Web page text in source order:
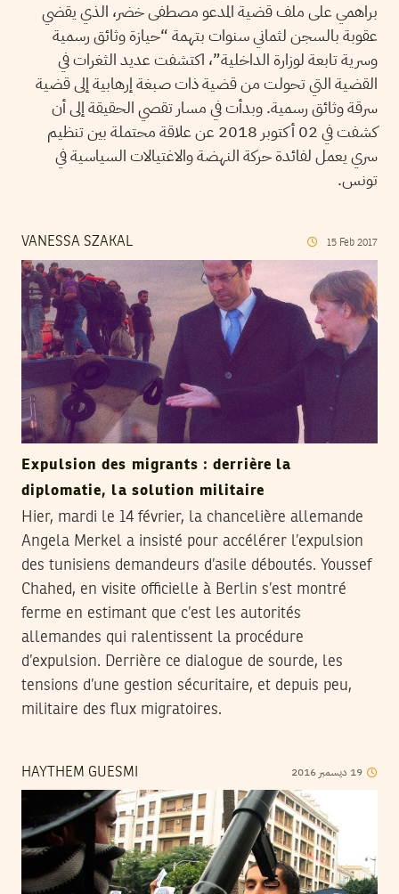
براهمي على ملف قضية المدعو مصطفى خضر، الذي يقضي
عقوبة بالسجن لثماني سنوات بتهمة “حيازة وثائق رسمية
وسرية تابعة لوزارة الداخلية”، اكتشفت عديد الثغرات في
القضية التي تحولت من قضية ذات صبغة إرهابية إلى قضية
سرقة وثائق رسمية. وبدأت في مسار تقصي الحقيقة إلى أن
كشفت في 02 أكتوبر 2018 عن علاقة محتملة بين تنظيم
سري يعمل لفائدة حركة النهضة والاغتيالات السياسية في
تونس.
VANESSA SZAKAL 15 Feb 2017
Expulsion des migrants : derrière la
diplomatie, la solution militaire
Hier, mardi le 14 février, la chancelière allemande
Angela Merkel a insisté pour accélérer l’expulsion
des tunisiens demandeurs d’asile déboutés. Youssef
Chahed, en visite officielle à Berlin s’est montré
ferme en estimant que c’est les autorités
allemandes qui ralentissent la procédure
d’expulsion. Derrière ce dialogue de sourde, les
tensions d’une gestion sécuritaire, et depuis peu,
militaire des flux migratoires.
HAYTHEM GUESMI 19 ديسمبر 2016